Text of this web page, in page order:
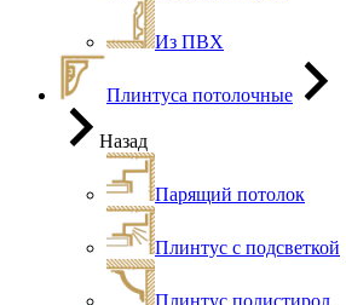
Из ПВХ
Плинтуса потолочные
Назад
Парящий потолок
Плинтус с подсветкой
Плинтус полистирол